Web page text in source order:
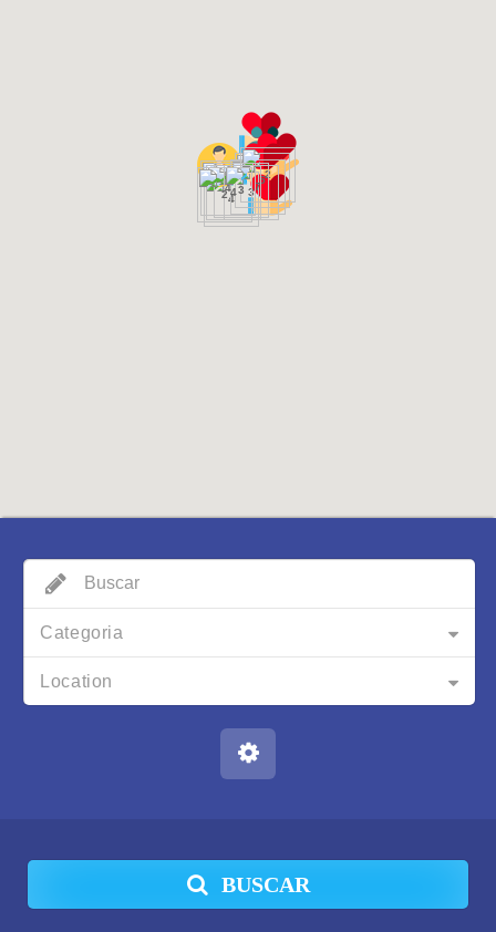
4
5
7
4
2
3
4 3
2
Categoria
Location
BUSCAR